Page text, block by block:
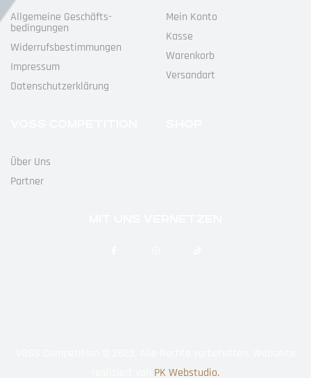
Allgemeine Geschäfts­
Bedingungen
Widerrufs­bestimmungen
Impressum
Datenschutz­erklärung
Mein Konto
Kasse
Warenkorb
Versandart
Über Uns
Partner
PK Webstudio.